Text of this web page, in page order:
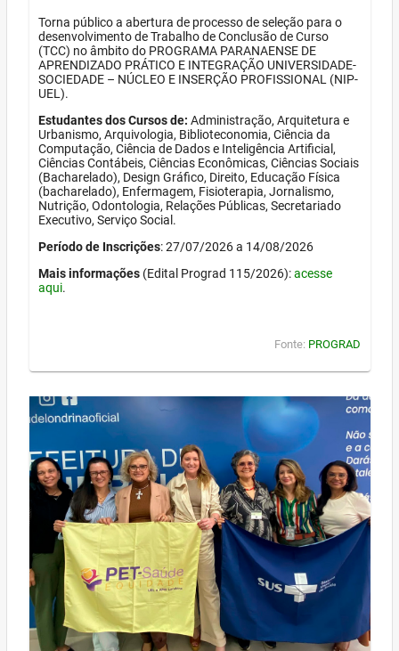
Torna público a abertura de processo de seleção para o
desenvolvimento de Trabalho de Conclusão de Curso
(TCC) no âmbito do PROGRAMA PARANAENSE DE
APRENDIZADO PRÁTICO E INTEGRAÇÃO UNIVERSIDADE-
SOCIEDADE – NÚCLEO E INSERÇÃO PROFISSIONAL (NIP-
UEL).
Estudantes dos Cursos de: Administração, Arquitetura e
Urbanismo, Arquivologia, Biblioteconomia, Ciência da
Computação, Ciência de Dados e Inteligência Artificial,
Ciências Contábeis, Ciências Econômicas, Ciências Sociais
(Bacharelado), Design Gráfico, Direito, Educação Física
(bacharelado), Enfermagem, Fisioterapia, Jornalismo,
Nutrição, Odontologia, Relações Públicas, Secretariado
Executivo, Serviço Social.
Período de Inscrições: 27/07/2026 a 14/08/2026
Mais informações (Edital Prograd 115/2026):acesse
aqui.
Fonte: PROGRAD